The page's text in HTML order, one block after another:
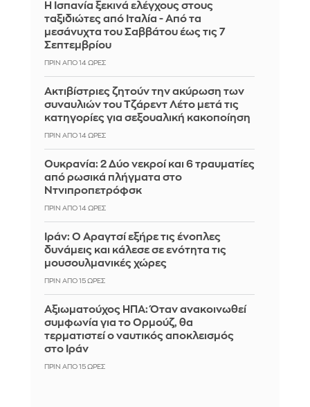
Η Ισπανία ξεκινά ελέγχους στους
ταξιδιώτες από Ιταλία - Από τα
μεσάνυχτα του Σαββάτου έως τις 7
Σεπτεμβρίου
ΠΡΙΝ ΑΠΌ 14 ΏΡΕΣ
Ακτιβίστριες ζητούν την ακύρωση των
συναυλιών του Τζάρεντ Λέτο μετά τις
κατηγορίες για σεξουαλική κακοποίηση
ΠΡΙΝ ΑΠΌ 14 ΏΡΕΣ
Ουκρανία: 2 Δύο νεκροί και 6 τραυματίες
από ρωσικά πλήγματα στο
Ντνιπροπετρόφσκ
ΠΡΙΝ ΑΠΌ 14 ΏΡΕΣ
Ιράν: Ο Αραγτσί εξήρε τις ένοπλες
δυνάμεις και κάλεσε σε ενότητα τις
μουσουλμανικές χώρες
ΠΡΙΝ ΑΠΌ 15 ΏΡΕΣ
Αξιωματούχος ΗΠΑ: Όταν ανακοινωθεί
συμφωνία για το Ορμούζ, θα
τερματιστεί ο ναυτικός αποκλεισμός
στο Ιράν
ΠΡΙΝ ΑΠΌ 15 ΏΡΕΣ